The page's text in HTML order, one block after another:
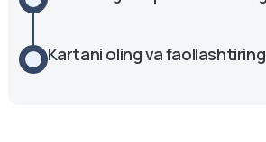
Kartani oling va faollashtiring